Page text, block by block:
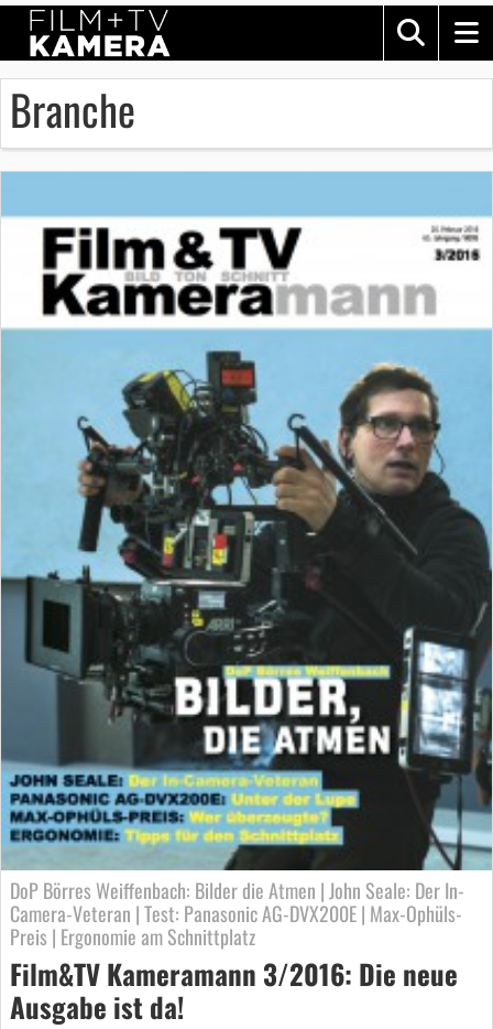
Branche
DoP Börres Weiffenbach: Bilder die Atmen | John Seale: Der In-
Camera-Veteran | Test: Panasonic AG-DVX200E | Max-Ophüls-
Preis | Ergonomie am Schnittplatz
Film&TV Kameramann 3/2016: Die neue
Ausgabe ist da!